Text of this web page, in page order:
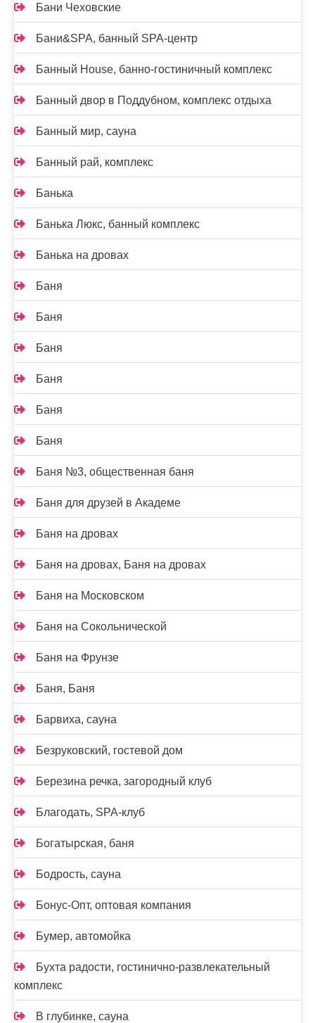
Бани Чеховские
Бани&SPA, банный SPA-центр
Банный House, банно-гостиничный комплекс
Банный двор в Поддубном, комплекс отдыха
Банный мир, сауна
Банный рай, комплекс
Банька
Банька Люкс, банный комплекс
Банька на дровах
Баня
Баня
Баня
Баня
Баня
Баня
Баня №3, общественная баня
Баня для друзей в Академе
Баня на дровах
Баня на дровах, Баня на дровах
Баня на Московском
Баня на Сокольнической
Баня на Фрунзе
Баня, Баня
Барвиха, сауна
Безруковский, гостевой дом
Березина речка, загородный клуб
Благодать, SPA-клуб
Богатырская, баня
Бодрость, сауна
Бонус-Опт, оптовая компания
Бумер, автомойка
Бухта радости, гостинично-развлекательный
комплекс
В глубинке, сауна